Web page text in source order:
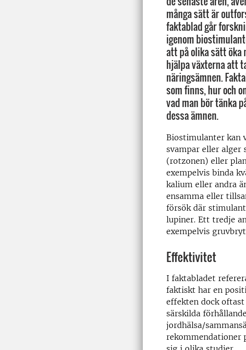
många sätt är
faktablad går
igenom
att på olika sätt öka
hjälpa växterna att
näringsämnen.
som finns, hur och
vad man bör tänka
dessa ämnen.
Biostimulanter kan
svampar eller alger
(rotzonen) eller
exempelvis binda
kalium eller andra
ensamma eller
försök där
lupiner. Ett tredje
exempelvis
Effektivitet
I faktabladet
faktiskt har en
effekten dock
särskilda
jordhälsa/
rekommendationer